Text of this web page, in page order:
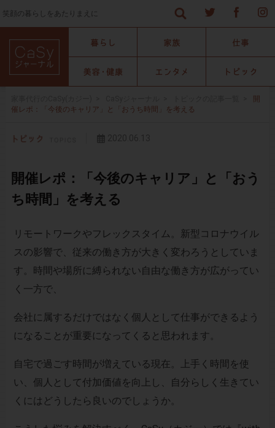
笑顔の暮らしをあたりまえに
催レポ：「今後のキャリア」と「おうち時間」を考える
開催レポ：「今後のキャリア」と「おう
ち時間」を考える
リモートワークやフレックスタイム。新型コロナウイル
スの影響で、従来の働き方が大きく変わろうとしていま
す。時間や場所に縛られない自由な働き方が広がってい
く一方で、
会社に属するだけではなく個人として仕事ができるよう
になることが重要になってくると思われます。
自宅で過ごす時間が増えている現在。上手く時間を使
い、個人として付加価値を向上し、自分らしく生きてい
くにはどうしたら良いのでしょうか。